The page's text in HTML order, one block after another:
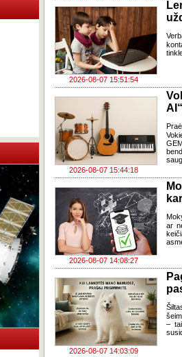
2026-08-07 15:51:54
2026-08-07 15:44:18
2026-08-07 14:08:27
ar
2026-08-07 14:03:09
–